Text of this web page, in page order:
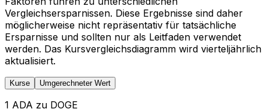
Vergleichsersparnissen. Diese Ergebnisse sind daher
möglicherweise nicht repräsentativ für tatsächliche
Ersparnisse und sollten nur als Leitfaden verwendet
werden. Das Kursvergleichsdiagramm wird vierteljährlich
aktualisiert.
Kurse Umgerechneter Wert
1 ADA zu DOGE